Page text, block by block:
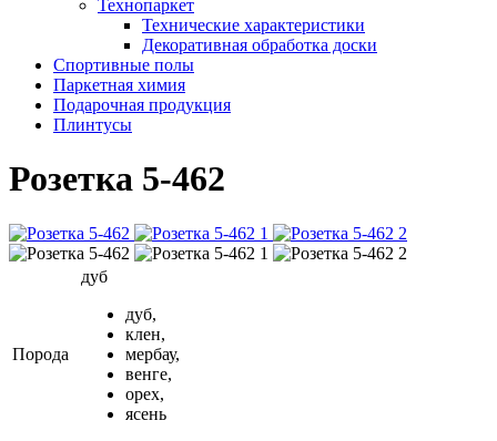
Технопаркет
Технические характеристики
Декоративная обработка доски
Спортивные полы
Паркетная химия
Подарочная продукция
Плинтусы
Розетка 5-462
Порода
дуб
дуб,
клен,
мербау,
венге,
орех,
ясень